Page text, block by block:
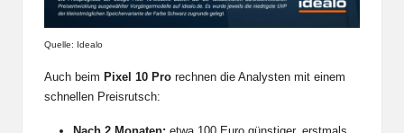
Quelle: Idealo
Auch beim Pixel 10 Pro rechnen die Analysten mit einem
schnellen Preisrutsch: